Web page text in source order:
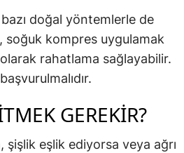
doğal yöntemlerle de
soğuk kompres uygulamak
rahatlama sağlayabilir.
GEREKIR?
şişlik eşlik ediyorsa veya ağrı